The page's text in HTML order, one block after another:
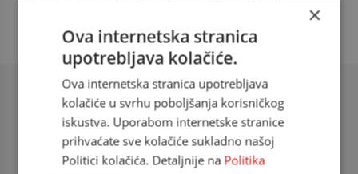
Šećerna bolest tip 2 = kardiovaskularna
doc. dr. sc. Višnja Kokić Maleš,
dr.med., specijalististica
×
Ova internetska stranica
upotrebljava kolačiće.
Ova internetska stranica upotrebljava
kolačiće u svrhu poboljšanja korisničkog
iskustva. Uporabom internetske stranice
prihvaćate sve kolačiće sukladno našoj
Politici kolačića. Detaljnije na Politika